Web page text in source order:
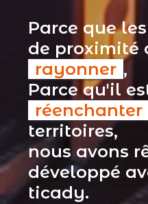
Parce que
de proximité
rayonner ,
Parce qu'il
réenchanter
territoires,
nous avons
développé
ticady.